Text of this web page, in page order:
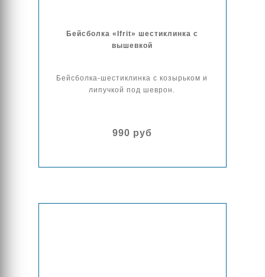
Бейсболка «Ifrit» шестиклинка с
вышевкой
Бейсболка-шестиклинка с козырьком и
липучкой под шеврон.
990 руб